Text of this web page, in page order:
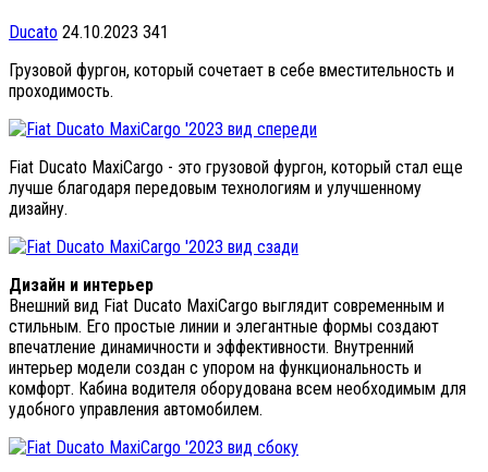
Ducato 24.10.2023 341
Грузовой фургон, который сочетает в себе вместительность и
проходимость.
Fiat Ducato MaxiCargo - это грузовой фургон, который стал еще
лучше благодаря передовым технологиям и улучшенному
дизайну.
Дизайн и интерьер
Внешний вид Fiat Ducato MaxiCargo выглядит современным и
стильным. Его простые линии и элегантные формы создают
впечатление динамичности и эффективности. Внутренний
интерьер модели создан с упором на функциональность и
комфорт. Кабина водителя оборудована всем необходимым для
удобного управления автомобилем.